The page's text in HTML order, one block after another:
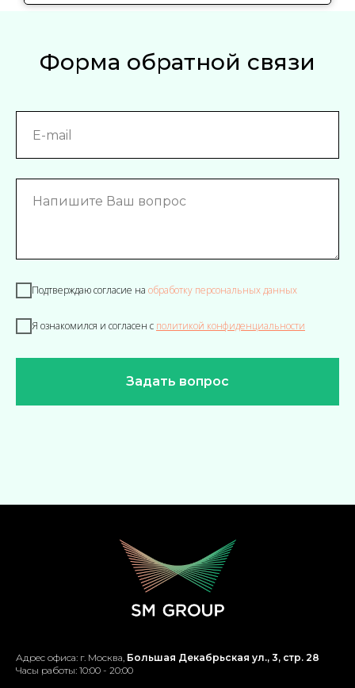
Форма обратной связи
Подтверждаю согласие на обработку персональных данных
Я ознакомился и согласен с политикой конфиденциальности
Задать вопрос
Адрес офиса: г. Москва, Большая Декабрьская ул., 3, стр. 28
Часы работы: 10:00 - 20:00